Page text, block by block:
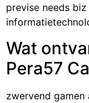
previse ​​needs
Wat
Pera57
zwervend gamen